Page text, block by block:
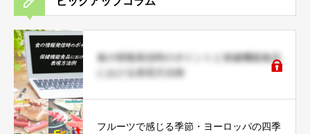
食の情報発信時のポイントと保健機能食品
における表現方法例
フルーツで感じる季節・ヨーロッパの四季